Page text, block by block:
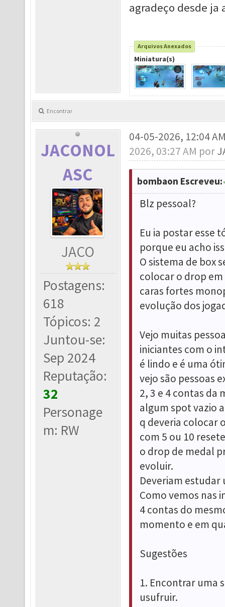
agradeço desde ja
Arquivos Anexados
Miniatura(s)
Encontrar
JACONOL
ASC
JACO
Postagens:
618
Tópicos: 2
Juntou-se:
Sep 2024
Reputação:
32
Personage
m: RW
04-05-2026, 12:04
2026, 03:27 AM por
bombaon Escreveu:
Blz pessoal?
Eu ia postar esse
porque eu acho
O sistema de box
colocar o drop
caras fortes
evolução dos
Vejo muitas
iniciantes com o
é lindo e é uma
vejo são pessoas
2, 3 e 4 contas da
algum spot vazio
q deveria colocar
com 5 ou 10
o drop de medal
evoluir.
Deveriam
Como vemos nas
4 contas do
momento e em
Sugestões
1. Encontrar uma
usufruir.